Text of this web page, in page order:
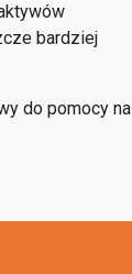
bardziej
do pomocy na